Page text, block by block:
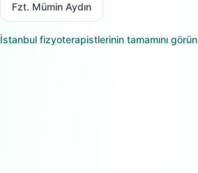
Fzt. Mümin Aydın
İstanbul fizyoterapistlerinin tamamını görün